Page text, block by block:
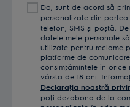
Da, sunt de acord să
personalizate din partea
telefon, SMS și poștă.
datele mele personale
utilizate pentru reclame
platforme de
consimţămintele în orice
vârsta de 18 ani.
Declaraţia noastră
poţi dezabona de la